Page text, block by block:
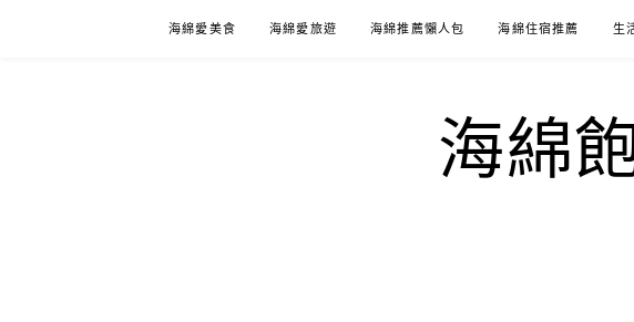
海綿愛美食 海綿愛旅遊 海綿推薦懶人包 海綿住宿推薦 生
海綿